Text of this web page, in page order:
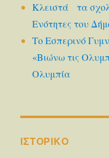
Κλειστά τα
Ενότητες του
Το Εσπερινό
«Βιώνω τις
Ολυμπία
ΙΣΤΟΡΙΚΌ